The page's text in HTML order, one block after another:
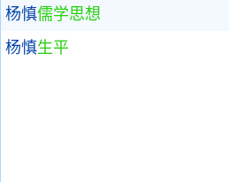
杨慎儒学思想
杨慎生平